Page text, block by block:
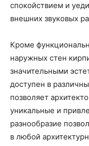
спокойствием и
внешних звуковых
Кроме
наружных стен
значительными
доступен в
позволяет
уникальные и
разнообразие
в любой